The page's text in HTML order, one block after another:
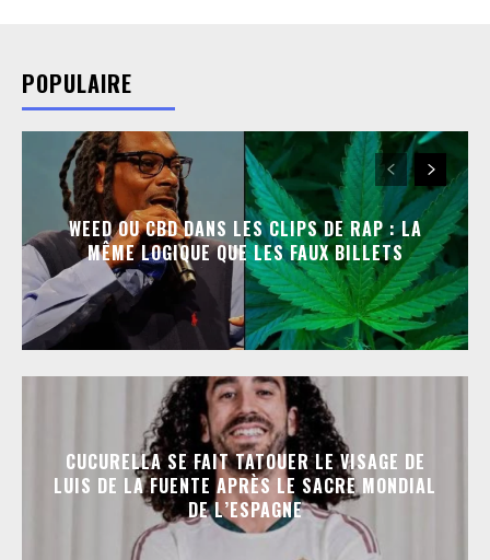
POPULAIRE
WEED OU CBD DANS LES CLIPS DE RAP : LA
MÊME LOGIQUE QUE LES FAUX BILLETS
CUCURELLA SE FAIT TATOUER LE VISAGE DE
LUIS DE LA FUENTE APRÈS LE SACRE MONDIAL
DE L’ESPAGNE